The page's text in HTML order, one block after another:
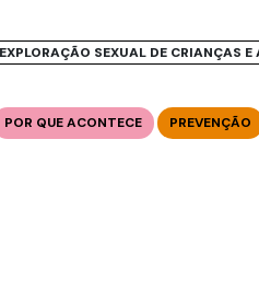
SEXUAL DE CRIANÇAS E
POR QUE ACONTECE PREVENÇÃO